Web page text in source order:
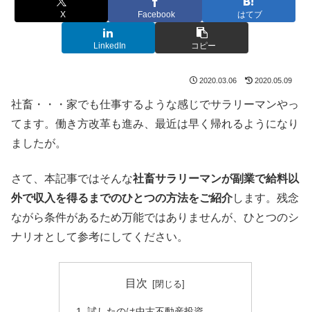
X Facebook はてブ
LinkedIn コピー
2020.03.06 2020.05.09
社畜・・・家でも仕事するような感じでサラリーマンやっ
てます。働き方改革も進み、最近は早く帰れるようになり
ましたが。
さて、本記事ではそんな社畜サラリーマンが副業で給料以
外で収入を得るまでのひとつの方法をご紹介します。残念
ながら条件があるため万能ではありませんが、ひとつのシ
ナリオとして参考にしてください。
目次